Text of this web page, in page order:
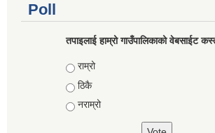
Poll
तपाइलाई हाम्रो गाउँपालिकाको वेबसाईट
Choices
राम्रो
ठिकै
नराम्रो